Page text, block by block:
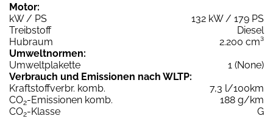
Motor:
kW / PS
132 kW / 179 PS
Treibstoff
Diesel
Hubraum
2.200 cm³
Umweltnormen:
Umweltplakette
1 (None)
Verbrauch und Emissionen nach WLTP:
Kraftstoffverbr. komb.
7,3 l/100km
CO2-Emissionen komb.
188 g/km
CO2-Klasse
G